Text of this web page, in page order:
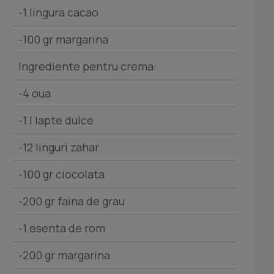
-1 lingura cacao
-100 gr margarina
Ingrediente pentru crema:
-4 oua
-1 l lapte dulce
-12 linguri zahar
-100 gr ciocolata
-200 gr faina de grau
-1 esenta de rom
-200 gr margarina